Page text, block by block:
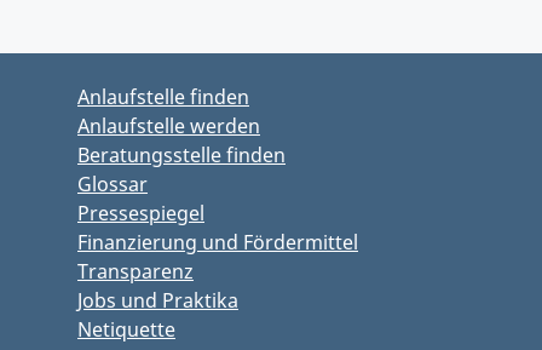
Anlaufstelle finden
Anlaufstelle werden
Beratungsstelle finden
Glossar
Pressespiegel
Finanzierung und Fördermittel
Transparenz
Jobs und Praktika
Netiquette